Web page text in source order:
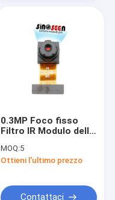
0.3MP Foco fisso
Filtro IR Modulo della
Sensore CMOS
Omnivision OV7740
MOQ:5
Ottieni l'ultimo prezzo
Contattaci